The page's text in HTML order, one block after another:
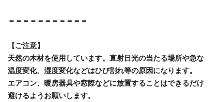
＝＝＝＝＝＝＝＝＝＝＝
【ご注意】
天然の木材を使用しています。直射日光の当たる場所や急な
温度変化、湿度変化などはひび割れ等の原因になります。
エアコン、暖房器具や窓際などに放置することはできるだけ
避けるようお願いします。